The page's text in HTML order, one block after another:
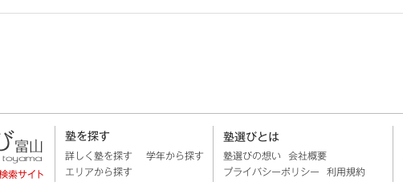
塾を探す
詳しく塾を探す
学年から探す
エリアから探す
塾選びとは
塾選びの想い
会社概要
プライバシーポリシー
利用規約